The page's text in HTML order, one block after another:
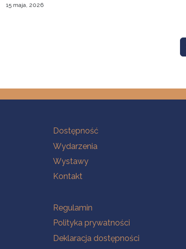
15 maja, 2026
Na skróty
Dostępność
Wydarzenia
Wystawy
Kontakt
Na skróty
Regulamin
Polityka prywatności
Deklaracja dostępności